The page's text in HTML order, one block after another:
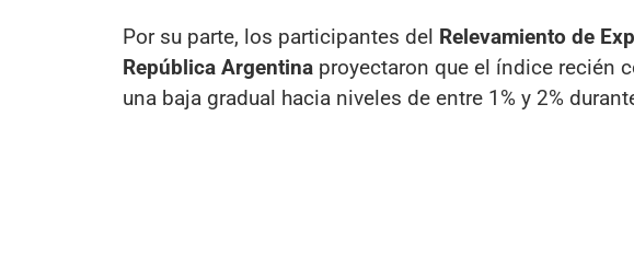
Por su parte, los participantes del Relevamiento de
República Argentina proyectaron que el índice recién
una baja gradual hacia niveles de entre 1% y 2%